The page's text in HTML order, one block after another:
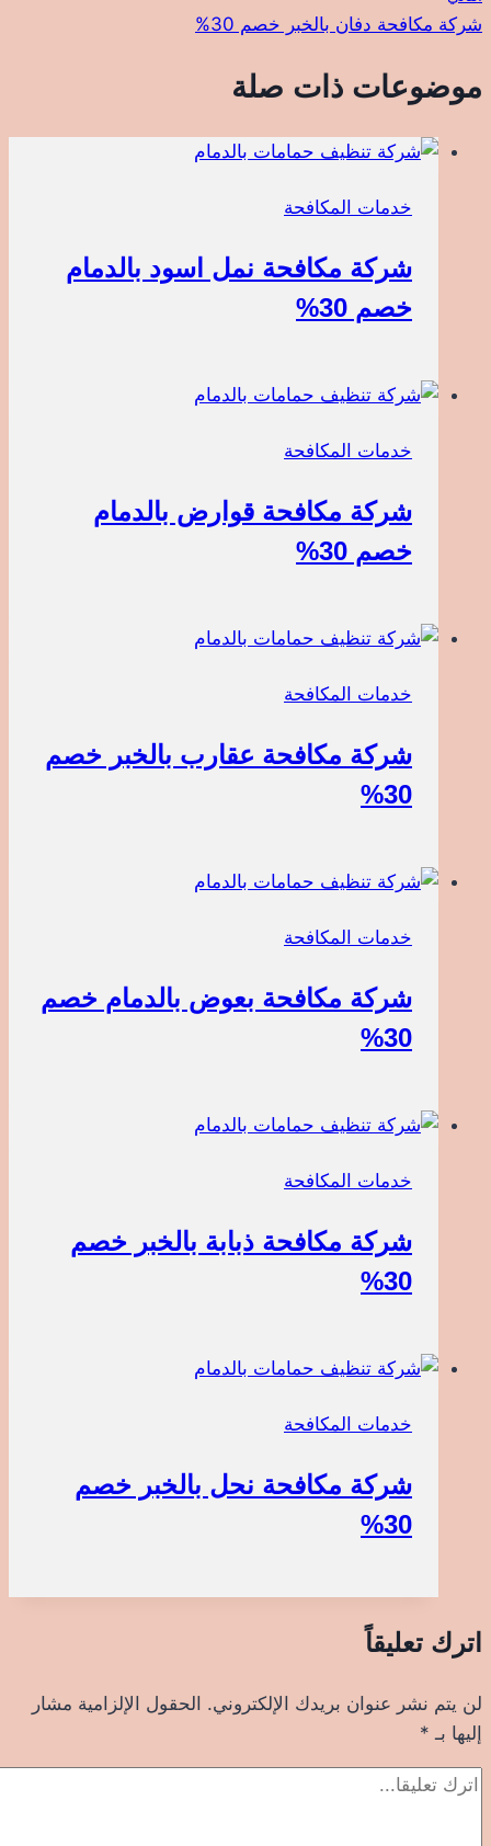
شركة مكافحة دفان بالخبر خصم 30%
موضوعات ذات صلة
خدمات المكافحة
شركة مكافحة نمل اسود بالدمام
خصم 30%
خدمات المكافحة
شركة مكافحة قوارض بالدمام
خصم 30%
خدمات المكافحة
شركة مكافحة عقارب بالخبر خصم
30%
خدمات المكافحة
شركة مكافحة بعوض بالدمام خصم
30%
خدمات المكافحة
شركة مكافحة ذبابة بالخبر خصم
30%
خدمات المكافحة
شركة مكافحة نحل بالخبر خصم
30%
اترك تعليقاً
لن يتم نشر عنوان بريدك الإلكتروني. الحقول الإلزامية مشار
إليها بـ *